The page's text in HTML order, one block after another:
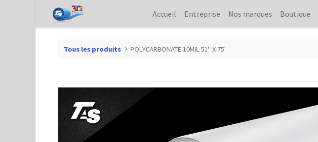
Accueil Entreprise Nos marques Boutique
Tous les produits POLYCARBONATE 10MIL 51" X 75'